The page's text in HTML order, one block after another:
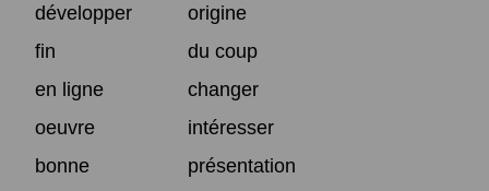
développer
origine
fin
du coup
en ligne
changer
oeuvre
intéresser
bonne
présentation